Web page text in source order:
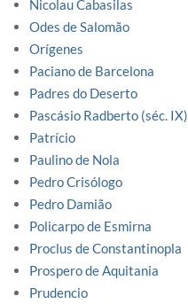
Nicolau Cabasilas
Odes de Salomão
Orígenes
Paciano de Barcelona
Padres do Deserto
Pascásio Radberto (séc. IX)
Patrício
Paulino de Nola
Pedro Crisólogo
Pedro Damião
Policarpo de Esmirna
Proclus de Constantinopla
Prospero de Aquitania
Prudencio